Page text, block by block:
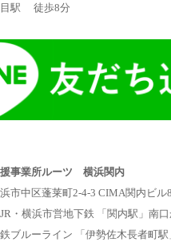
目駅 徒歩8分
事業所ルーツ 横浜関内
市中区蓬莱町2-4-3 CIMA関内ビル
・横浜市営地下鉄 「関内駅」南
ブルーライン 「伊勢佐木長者町